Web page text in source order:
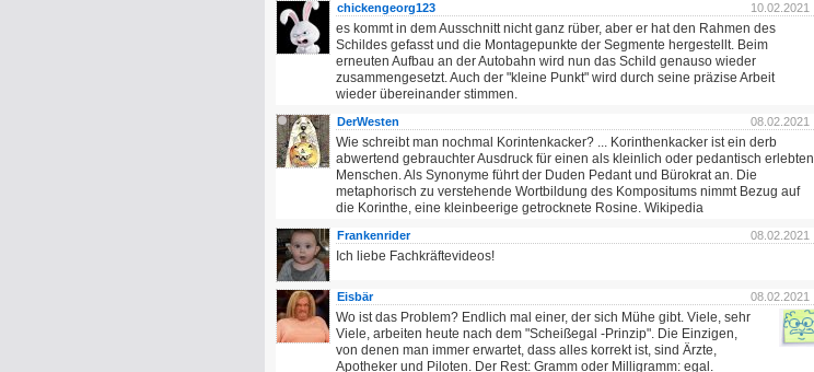
10.02.2021
chickengeorg123
es kommt in dem Ausschnitt nicht ganz rüber, aber er hat den Rahmen des
Schildes gefasst und die Montagepunkte der Segmente hergestellt. Beim
erneuten Aufbau an der Autobahn wird nun das Schild genauso wieder
zusammengesetzt. Auch der "kleine Punkt" wird durch seine präzise Arbeit
wieder übereinander stimmen.
08.02.2021
DerWesten
Wie schreibt man nochmal Korintenkacker? ... Korinthenkacker ist ein derb
abwertend gebrauchter Ausdruck für einen als kleinlich oder pedantisch erlebten
Menschen. Als Synonyme führt der Duden Pedant und Bürokrat an. Die
metaphorisch zu verstehende Wortbildung des Kompositums nimmt Bezug auf
die Korinthe, eine kleinbeerige getrocknete Rosine. Wikipedia
08.02.2021
Frankenrider
Ich liebe Fachkräftevideos!
08.02.2021
Eisbär
Wo ist das Problem? Endlich mal einer, der sich Mühe gibt. Viele, sehr
Viele, arbeiten heute nach dem "Scheißegal -Prinzip". Die Einzigen,
von denen man immer erwartet, dass alles korrekt ist, sind Ärzte,
Apotheker und Piloten. Der Rest: Gramm oder Milligramm: egal.